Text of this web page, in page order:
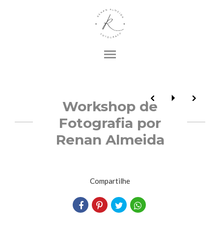
menu
Workshop de
Fotografia por
Renan Almeida
Compartilhe